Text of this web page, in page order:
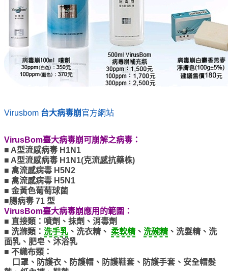
Virusbom 台大病毒崩官方網站
VirusBom臺大病毒崩可崩解之病毒：
■ A型流感病毒 H1N1
■ A型流感病毒 H1N1(克流感抗藥株)
■ 禽流感病毒 H5N2
■ 禽流感病毒 H5N1
■ 金黃色葡萄球菌
■腸病毒 71 型
VirusBom臺大病毒崩應用的範圍：
■ 直接類：噴劑、抹劑、消毒劑
■ 洗滌類： 洗手乳 、洗衣精、 柔軟精 、 洗碗精 、洗髮精、洗
面乳、肥皂、沐浴乳
■ 不織布類：
口罩、防護衣、防護帽、防護鞋套、防護手套、安全帽髮